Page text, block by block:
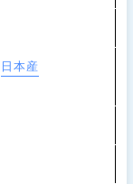
日本産